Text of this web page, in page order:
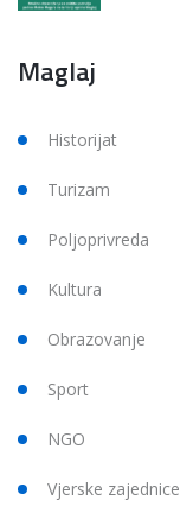
Maglaj
Historijat
Turizam
Poljoprivreda
Kultura
Obrazovanje
Sport
NGO
Vjerske zajednice